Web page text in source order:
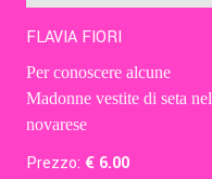
FLAVIA FIORI
Per conoscere alcune
Madonne vestite di seta nel
novarese
Prezzo: € 6.00